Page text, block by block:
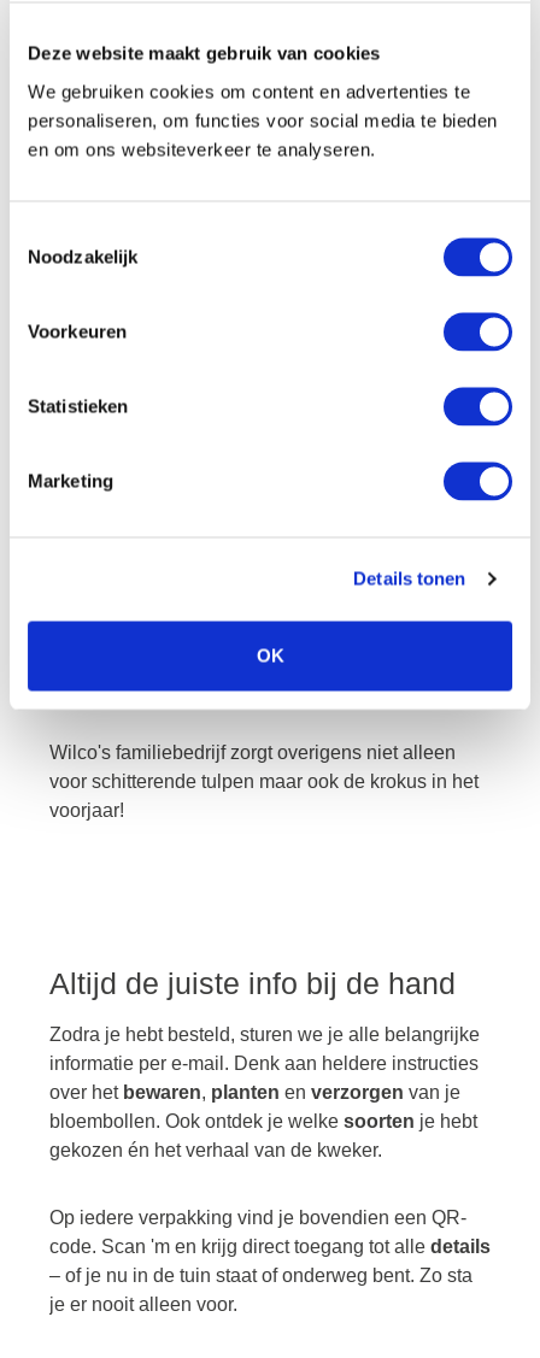
Deze website maakt gebruik van cookies
We gebruiken cookies om content en advertenties te
personaliseren, om functies voor social media te bieden
en om ons websiteverkeer te analyseren.
Noodzakelijk
Voorkeuren
Statistieken
Marketing
Details tonen
OK
Wilco
topkwaliteit erg indrukwekkend.
Wilco's familiebedrijf zorgt overigens niet alleen
voor schitterende tulpen maar ook de krokus in het
voorjaar!
Altijd de juiste info bij de hand
Zodra je hebt besteld, sturen we je alle belangrijke
informatie per e-mail. Denk aan heldere instructies
over het bewaren, planten en verzorgen van je
bloembollen. Ook ontdek je welke soorten je hebt
gekozen én het verhaal van de kweker.
Op iedere verpakking vind je bovendien een QR-
code. Scan 'm en krijg direct toegang tot alle details
– of je nu in de tuin staat of onderweg bent. Zo sta
je er nooit alleen voor.